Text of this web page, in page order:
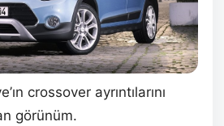
crossover ayrıntılarını
görünüm.